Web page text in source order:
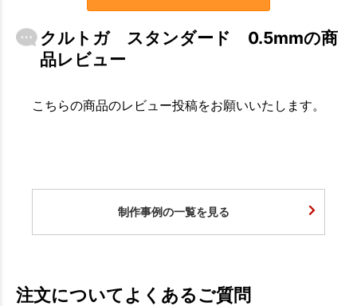
クルトガ スタンダード 0.5mmの商
品レビュー
こちらの商品のレビュー投稿をお願いいたします。
制作事例の一覧を見る
注文についてよくあるご質問